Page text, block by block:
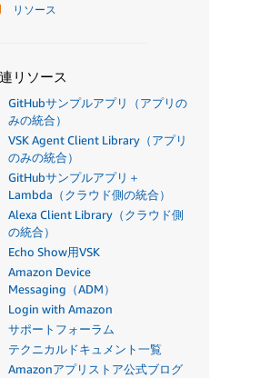
リソース
リソース
GitHubサンプルアプリ（アプリの
みの統合）
VSK Agent Client Library（アプリ
のみの統合）
GitHubサンプルアプリ＋
Lambda（クラウド側の統合）
Alexa Client Library（クラウド側
の統合）
Echo Show用VSK
Amazon Device
Messaging（ADM）
Login with Amazon
サポートフォーラム
テクニカルドキュメント一覧
Amazonアプリストア公式ブログ